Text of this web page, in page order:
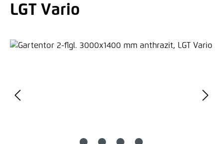
LGT Vario
Bildergalerie überspringen